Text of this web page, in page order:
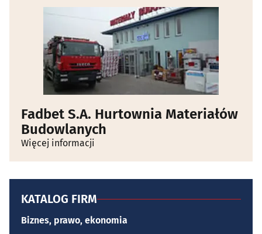
Fadbet S.A. Hurtownia Materiałów
Budowlanych
Więcej informacji
KATALOG FIRM
Biznes, prawo, ekonomia